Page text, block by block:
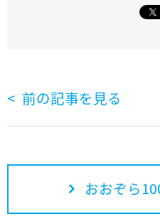
前の記事を見る
おおぞら